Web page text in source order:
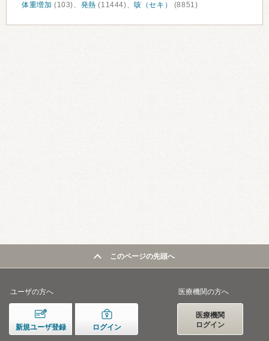
体重増加 (103)、 発熱 (11444)、咳（セキ） (8851)
このページの先頭へ
ユーザの方へ
新規ユーザ登録 ログイン
医療機関の方へ
医療機関
ログイン